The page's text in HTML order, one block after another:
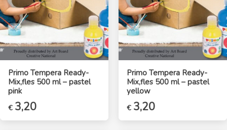
Primo Tempera Ready-
Mix,fles 500 ml – pastel
pink
€ 3,20
Primo Tempera Ready-
Mix,fles 500 ml – pastel
yellow
€ 3,20